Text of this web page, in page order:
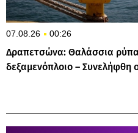
07.08.26 00:26
Δραπετσώνα: Θαλάσσια
δεξαμενόπλοιο – Συνελήφθη